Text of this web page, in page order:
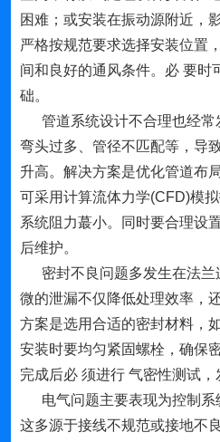
困难；或安装在振动源附近，
严格按规范要求选择安装位置
间和良好的通风条件。必 要时
础。
管道系统设计不合理也经常
弯头过多、管径不匹配等，导
升高。解决方案是优化管道布
可采用计算流体力学(CFD)模
系统阻力蕞小。同时要合理设
后维护。
密封不良问题多发生在法兰
微的泄漏不仅降低处理效率，
方案是选用合适的密封材料，
安装时要均匀紧固螺栓，确保
完成后必 须进行 气密性测试，
电气问题主要表现为控制系
这多源于接线不规范或接地不